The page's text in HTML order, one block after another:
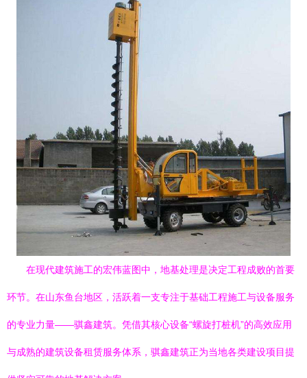
在现代建筑施工的宏伟蓝图中，地基处理是决定工程成败的首要
环节。在山东鱼台地区，活跃着一支专注于基础工程施工与设备服务
的专业力量——骐鑫建筑。凭借其核心设备“螺旋打桩机”的高效应用
与成熟的建筑设备租赁服务体系，骐鑫建筑正为当地各类建设项目提